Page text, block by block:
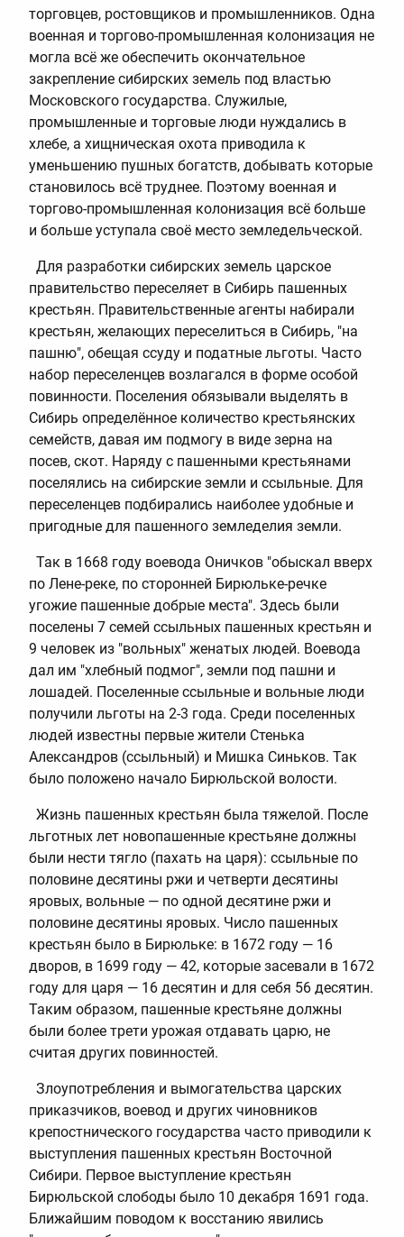
торговцев, ростовщиков и промышленников. Одна
военная и торгово-промышленная колонизация не
могла всё же обеспечить окончательное
закрепление сибирских земель под властью
Московского государства. Служилые,
промышленные и торговые люди нуждались в
хлебе, а хищническая охота приводила к
уменьшению пушных богатств, добывать которые
становилось всё труднее. Поэтому военная и
торгово-промышленная колонизация всё больше
и больше уступала своё место земледельческой.
Для разработки сибирских земель царское
правительство переселяет в Сибирь пашенных
крестьян. Правительственные агенты набирали
крестьян, желающих переселиться в Сибирь, "на
пашню", обещая ссуду и податные льготы. Часто
набор переселенцев возлагался в форме особой
повинности. Поселения обязывали выделять в
Сибирь определённое количество крестьянских
семейств, давая им подмогу в виде зерна на
посев, скот. Наряду с пашенными крестьянами
поселялись на сибирские земли и ссыльные. Для
переселенцев подбирались наиболее удобные и
пригодные для пашенного земледелия земли.
Так в 1668 году воевода Оничков "обыскал вверх
по Лене-реке, по сторонней Бирюльке-речке
угожие пашенные добрые места". Здесь были
поселены 7 семей ссыльных пашенных крестьян и
9 человек из "вольных" женатых людей. Воевода
дал им "хлебный подмог", земли под пашни и
лошадей. Поселенные ссыльные и вольные люди
получили льготы на 2-3 года. Среди поселенных
людей известны первые жители Стенька
Александров (ссыльный) и Мишка Синьков. Так
было положено начало Бирюльской волости.
Жизнь пашенных крестьян была тяжелой. После
льготных лет новопашенные крестьяне должны
были нести тягло (пахать на царя): ссыльные по
половине десятины ржи и четверти десятины
яровых, вольные — по одной десятине ржи и
половине десятины яровых. Число пашенных
крестьян было в Бирюльке: в 1672 году — 16
дворов, в 1699 году — 42, которые засевали в 1672
году для царя — 16 десятин и для себя 56 десятин.
Таким образом, пашенные крестьяне должны
были более трети урожая отдавать царю, не
считая других повинностей.
Злоупотребления и вымогательства царских
приказчиков, воевод и других чиновников
крепостнического государства часто приводили к
выступления пашенных крестьян Восточной
Сибири. Первое выступление крестьян
Бирюльской слободы было 10 декабря 1691 года.
Ближайшим поводом к восстанию явились